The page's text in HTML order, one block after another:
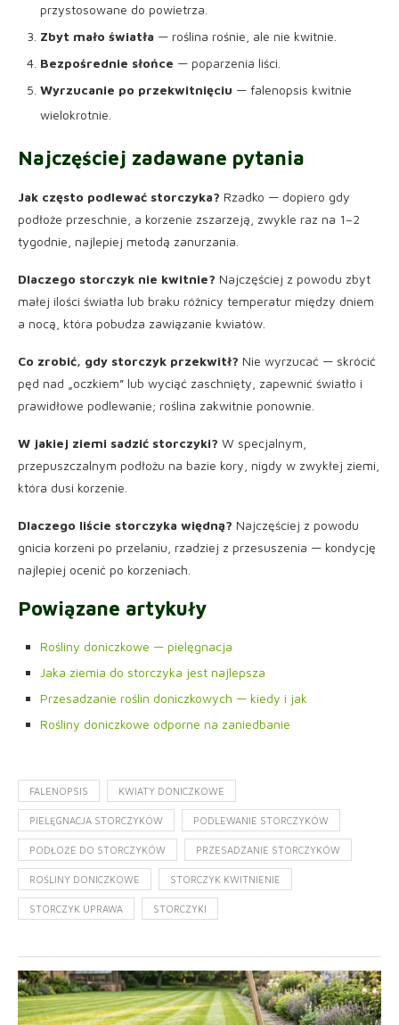
przystosowane do powietrza.
Zbyt mało światła — roślina rośnie, ale nie kwitnie.
Bezpośrednie słońce — poparzenia liści.
Wyrzucanie po przekwitnięciu — falenopsis kwitnie
wielokrotnie.
Najczęściej zadawane pytania
Jak często podlewać storczyka? Rzadko — dopiero gdy
podłoże przeschnie, a korzenie zszarzeją, zwykle raz na 1–2
tygodnie, najlepiej metodą zanurzania.
Dlaczego storczyk nie kwitnie? Najczęściej z powodu zbyt
małej ilości światła lub braku różnicy temperatur między dniem
a nocą, która pobudza zawiązanie kwiatów.
Co zrobić, gdy storczyk przekwitł? Nie wyrzucać — skrócić
pęd nad „oczkiem” lub wyciąć zaschnięty, zapewnić światło i
prawidłowe podlewanie; roślina zakwitnie ponownie.
W jakiej ziemi sadzić storczyki? W specjalnym,
przepuszczalnym podłożu na bazie kory, nigdy w zwykłej ziemi,
która dusi korzenie.
Dlaczego liście storczyka więdną? Najczęściej z powodu
gnicia korzeni po przelaniu, rzadziej z przesuszenia — kondycję
najlepiej ocenić po korzeniach.
Powiązane artykuły
Rośliny doniczkowe — pielęgnacja
Jaka ziemia do storczyka jest najlepsza
Przesadzanie roślin doniczkowych — kiedy i jak
Rośliny doniczkowe odporne na zaniedbanie
FALENOPSIS KWIATY DONICZKOWE
PIELĘGNACJA STORCZYKÓW PODLEWANIE STORCZYKÓW
PODŁOŻE DO STORCZYKÓW PRZESADZANIE STORCZYKÓW
ROŚLINY DONICZKOWE STORCZYK KWITNIENIE
STORCZYK UPRAWA STORCZYKI